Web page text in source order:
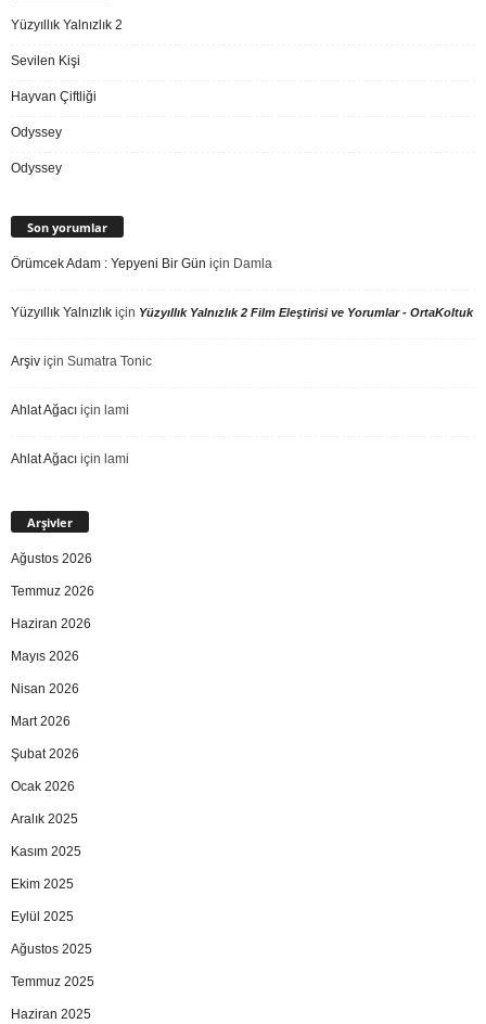
Yüzyıllık Yalnızlık 2
Sevilen Kişi
Hayvan Çiftliği
Odyssey
Odyssey
Son yorumlar
Örümcek Adam : Yepyeni Bir Gün için Damla
Yüzyıllık Yalnızlık için Yüzyıllık Yalnızlık 2 Film Eleştirisi ve Yorumlar - OrtaKoltuk
Arşiv için Sumatra Tonic
Ahlat Ağacı için lami
Ahlat Ağacı için lami
Arşivler
Ağustos 2026
Temmuz 2026
Haziran 2026
Mayıs 2026
Nisan 2026
Mart 2026
Şubat 2026
Ocak 2026
Aralık 2025
Kasım 2025
Ekim 2025
Eylül 2025
Ağustos 2025
Temmuz 2025
Haziran 2025